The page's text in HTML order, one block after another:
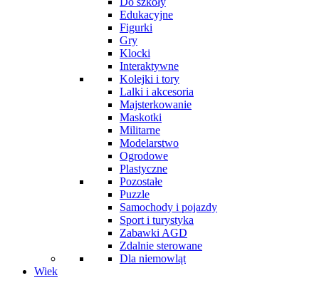
Edukacyjne
Figurki
Gry
Klocki
Interaktywne
Kolejki i tory
Lalki i akcesoria
Majsterkowanie
Maskotki
Militarne
Modelarstwo
Ogrodowe
Plastyczne
Pozostałe
Puzzle
Samochody i pojazdy
Sport i turystyka
Zabawki AGD
Zdalnie sterowane
Dla niemowląt
Wiek